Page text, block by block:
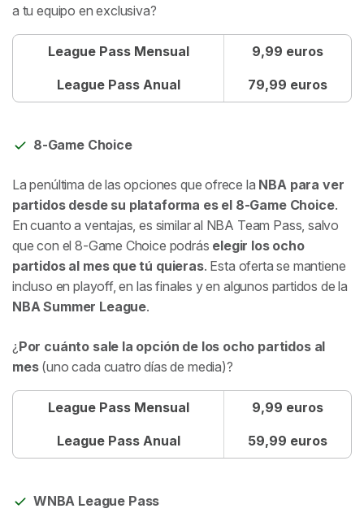
a tu equipo en exclusiva?
League Pass Mensual 9,99 euros
League Pass Anual 79,99 euros
8-Game Choice
La penúltima de las opciones que ofrece la NBA para ver
partidos desde su plataforma es el 8-Game Choice.
En cuanto a ventajas, es similar al NBA Team Pass, salvo
que con el 8-Game Choice podrás elegir los ocho
partidos al mes que tú quieras. Esta oferta se mantiene
incluso en playoff, en las finales y en algunos partidos de la
NBA Summer League.
¿Por cuánto sale la opción de los ocho partidos al
mes(uno cada cuatro días de media)?
League Pass Mensual 9,99 euros
League Pass Anual 59,99 euros
WNBA League Pass